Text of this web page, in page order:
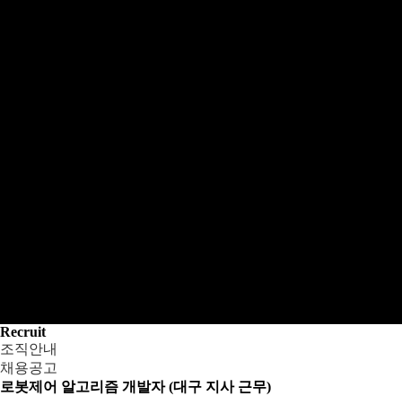
Recruit
조직안내
채용공고
로봇제어 알고리즘 개발자 (대구 지사 근무)